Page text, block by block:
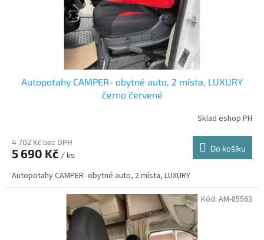
Autopotahy CAMPER- obytné auto, 2 místa, LUXURY
černo červené
Sklad eshop PH
4 702 Kč bez DPH
5 690 Kč / ks
Do košíku
Autopotahy CAMPER- obytné auto, 2 místa, LUXURY
Kód: AM-85563